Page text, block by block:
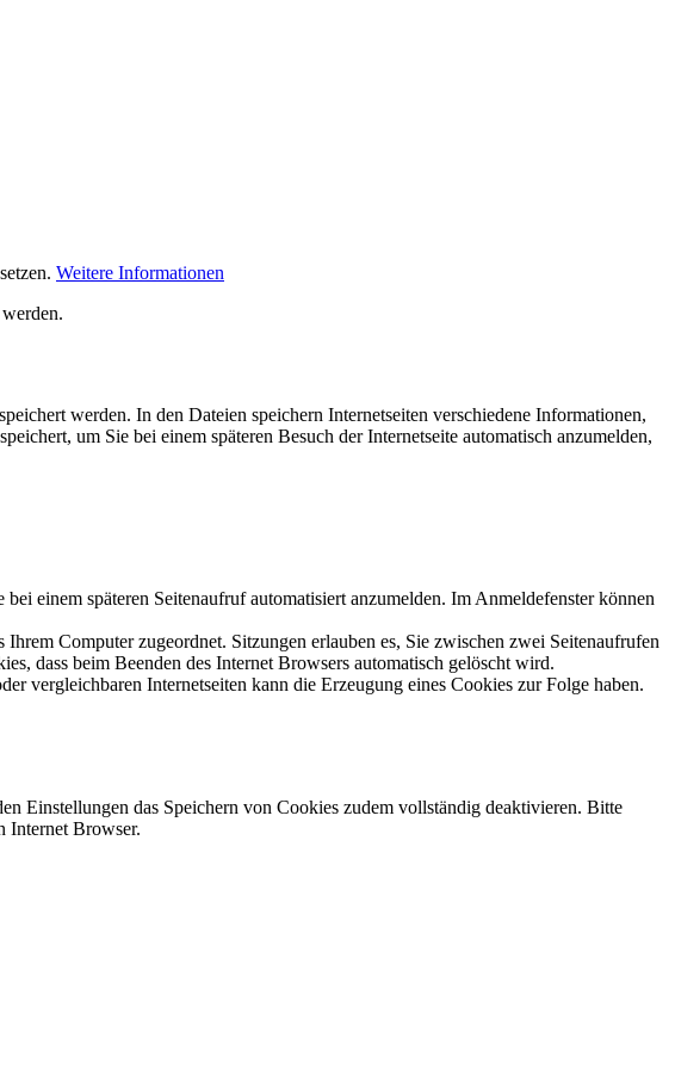
Weitere Informationen
werden. In den Dateien speichern Internetseiten verschiedene Informationen,
um Sie bei einem späteren Besuch der Internetseite automatisch anzumelden,
einem späteren Seitenaufruf automatisiert anzumelden. Im Anmeldefenster können
Computer zugeordnet. Sitzungen erlauben es, Sie zwischen zwei Seitenaufrufen
dass beim Beenden des Internet Browsers automatisch gelöscht wird.
vergleichbaren Internetseiten kann die Erzeugung eines Cookies zur Folge haben.
Einstellungen das Speichern von Cookies zudem vollständig deaktivieren. Bitte
Internet Browser.